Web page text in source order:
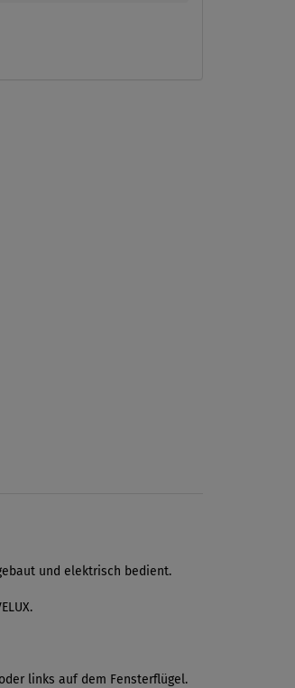
und elektrisch bedient.
links auf dem Fensterflügel.